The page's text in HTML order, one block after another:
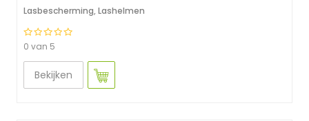
Lasbescherming, Lashelmen
0 van 5
Bekijken